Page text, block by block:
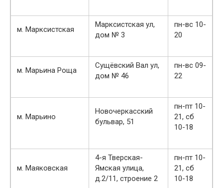
м. Марксистская
Марксистская ул,
дом № 3
пн-вс 10-
20
м. Марьина Роща
Сущёвский Вал ул,
дом № 46
пн-вс 09-
22
м. Марьино
Новочеркасский
бульвар, 51
пн-пт 10-
21, сб
10-18
м. Маяковская
4-я Тверская-
Ямская улица,
д.2/11, строение 2
пн-пт 10-
21, сб
10-18